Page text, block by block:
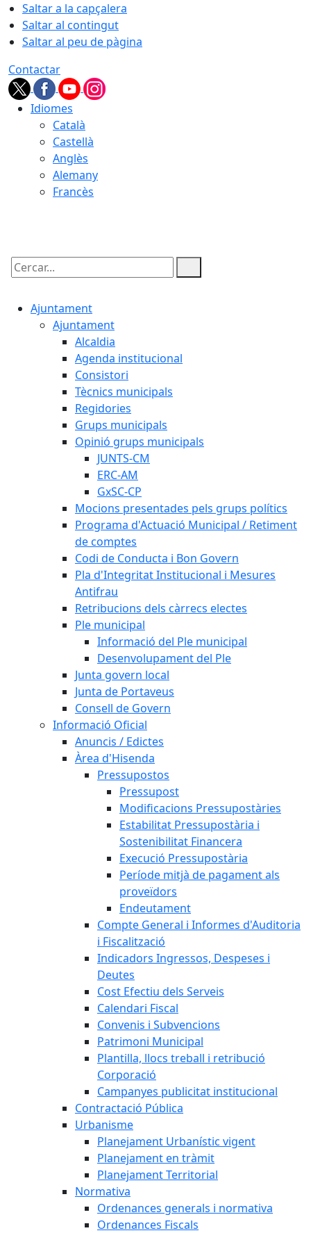
Saltar a la capçalera
Saltar al contingut
Saltar al peu de pàgina
Contactar
Idiomes
Català
Castellà
Anglès
Alemany
Francès
Cercar:
Ajuntament
Ajuntament
Alcaldia
Agenda institucional
Consistori
Tècnics municipals
Regidories
Grups municipals
Opinió grups municipals
JUNTS-CM
ERC-AM
GxSC-CP
Mocions presentades pels grups polítics
Programa d'Actuació Municipal / Retiment
de comptes
Codi de Conducta i Bon Govern
Pla d'Integritat Institucional i Mesures
Antifrau
Retribucions dels càrrecs electes
Ple municipal
Informació del Ple municipal
Desenvolupament del Ple
Junta govern local
Junta de Portaveus
Consell de Govern
Informació Oficial
Anuncis / Edictes
Àrea d'Hisenda
Pressupostos
Pressupost
Modificacions Pressupostàries
Estabilitat Pressupostària i
Sostenibilitat Financera
Execució Pressupostària
Període mitjà de pagament als
proveïdors
Endeutament
Compte General i Informes d'Auditoria
i Fiscalització
Indicadors Ingressos, Despeses i
Deutes
Cost Efectiu dels Serveis
Calendari Fiscal
Convenis i Subvencions
Patrimoni Municipal
Plantilla, llocs treball i retribució
Corporació
Campanyes publicitat institucional
Contractació Pública
Urbanisme
Planejament Urbanístic vigent
Planejament en tràmit
Planejament Territorial
Normativa
Ordenances generals i normativa
Ordenances Fiscals